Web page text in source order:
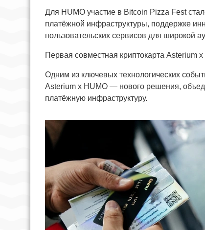
Для HUMO участие в Bitcoin Pizza Fest
платёжной инфраструктуры, поддержке
пользовательских сервисов для широкой
Первая совместная криптокарта Asterium
Одним из ключевых технологических
Asterium x HUMO — нового решения,
платёжную инфраструктуру.